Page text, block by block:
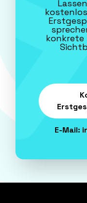
konkrete
E-Mail: